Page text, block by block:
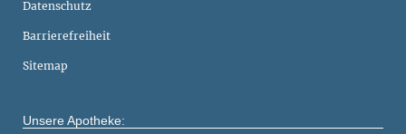
Datenschutz
Barrierefreiheit
Sitemap
Unsere Apotheke: